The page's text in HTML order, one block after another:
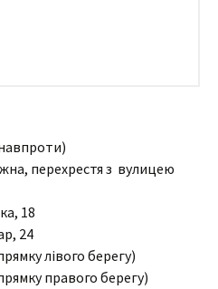
перехрестя з вулицею
18
24
лівого берегу)
правого берегу)